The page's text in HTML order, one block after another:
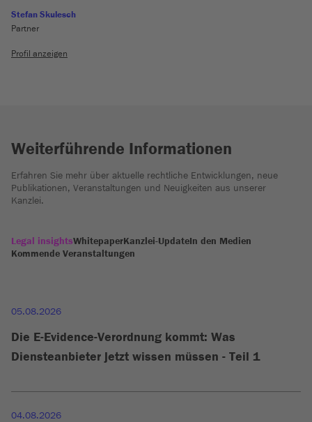
Stefan Skulesch
Partner
Profil anzeigen
Weiterführende Informationen
Erfahren Sie mehr über aktuelle rechtliche Entwicklungen, neue
Publikationen, Veranstaltungen und Neuigkeiten aus unserer
Kanzlei.
Legal insightsWhitepaperKanzlei-UpdateIn den Medien
Kommende Veranstaltungen
05.08.2026
Die E-Evidence-Verordnung kommt: Was
Diensteanbieter jetzt wissen müssen - Teil 1
04.08.2026